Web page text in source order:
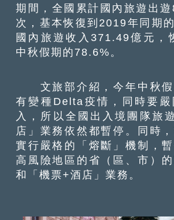
期間，全國累計國內旅遊出
次，基本恢復到2019年同期
國內旅遊收入371.49億元，
中秋假期的78.6%。
文旅部介紹，今年中秋假
有變種Delta疫情，同時要嚴
入，所以全國出入境團隊旅
店」業務依然都暫停。同時
實行嚴格的「熔斷」機制，
高風險地區的省（區、市）
和「機票+酒店」業務。